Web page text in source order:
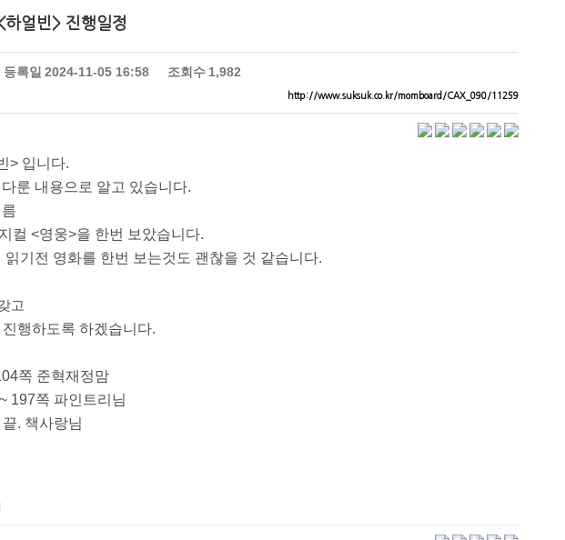
얼빈> 진행일정
등록일 2024-11-05 16:58 조회수 1,982
http://www.suksuk.co.kr/momboard/CAX_090/11259
> 입니다.
룬 내용으로 알고 있습니다.
컬 <영웅>을 한번 보았습니다.
읽기전 영화를 한번 보는것도 괜찮을 것 같습니다.
고
행하도록 하겠습니다.
쪽 준혁재정맘
197쪽 파인트리님
. 책사랑님